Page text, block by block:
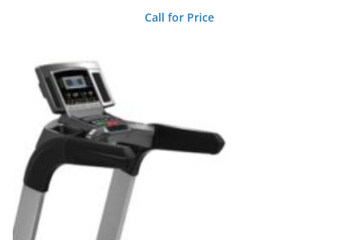
Call for Price